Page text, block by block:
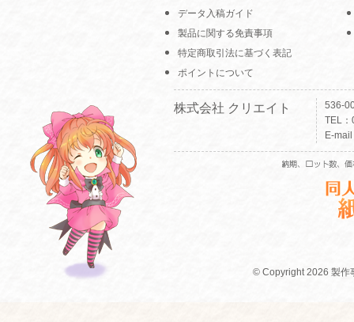
データ入稿ガイド
製品に関する免責事項
特定商取引法に基づく表記
ポイントについて
株式会社 クリエイト
536-
TEL
E-
© Copyright 2026 製作